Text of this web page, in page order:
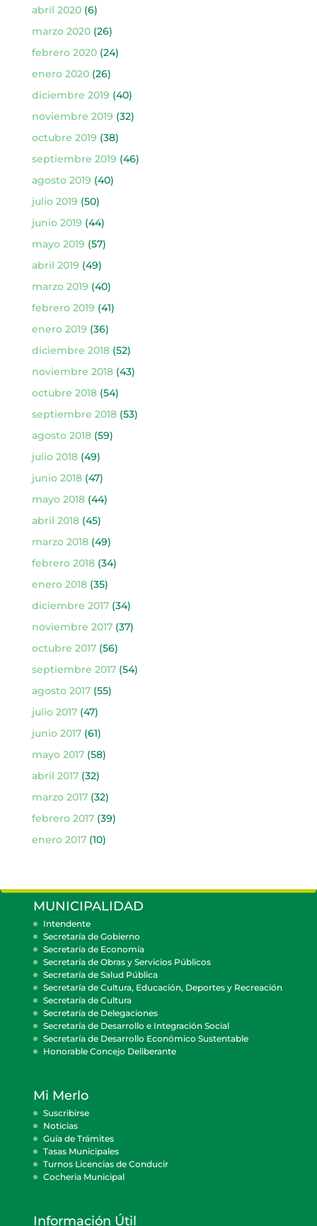
abril 2020(6)
marzo 2020(26)
febrero 2020(24)
enero 2020(26)
diciembre 2019 (40)
noviembre 2019 (32)
octubre 2019 (38)
septiembre 2019 (46)
agosto 2019 (40)
julio 2019 (50)
junio 2019 (44)
mayo 2019 (57)
abril 2019 (49)
marzo 2019 (40)
febrero 2019 (41)
enero 2019 (36)
diciembre 2018(52)
noviembre 2018(43)
octubre 2018(54)
septiembre 2018(53)
agosto 2018(59)
julio 2018(49)
junio 2018(47)
mayo 2018(44)
abril 2018(45)
marzo 2018(49)
febrero 2018(34)
enero 2018(35)
diciembre 2017(34)
noviembre 2017(37)
octubre 2017(56)
septiembre 2017(54)
agosto 2017(55)
julio 2017(47)
junio 2017(61)
mayo 2017(58)
abril 2017(32)
marzo 2017(32)
febrero 2017(39)
enero 2017(10)
MUNICIPALIDAD
Intendente
Secretaría de Gobierno
Secretaría de Economía
Secretaría de Obras y Servicios Públicos
Secretaría de Salud Pública
Secretaría de Cultura, Educación, Deportes y Recreación
Secretaría de Cultura
Secretaría de Delegaciones
Secretaría de Desarrollo e Integración Social
Secretaría de Desarrollo Económico Sustentable
Honorable Concejo Deliberante
Mi Merlo
Suscribirse
Noticias
Guía de Trámites
Tasas Municipales
Turnos Licencias de Conducir
Cocheria Municipal
Información Útil